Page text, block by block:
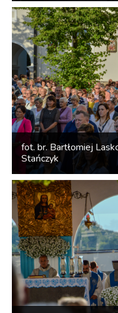
fot. br. Bartłomiej
Stańczyk